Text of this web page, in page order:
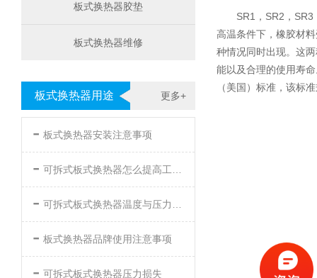
板式换热器胶垫
板式换热器维修
更多+
板式换热器用途
- 板式换热器安装注意事项
- 可拆式板式换热器怎么提高工作效率
- 可拆式板式换热器温度与压力的要求
- 板式换热器品牌使用注意事项
- 可拆式板式换热器压力损失
SR1，SR2，
高温条件下，橡胶材
种情况同时出现。这
能以及合理的使用寿
（美国）标准，该标